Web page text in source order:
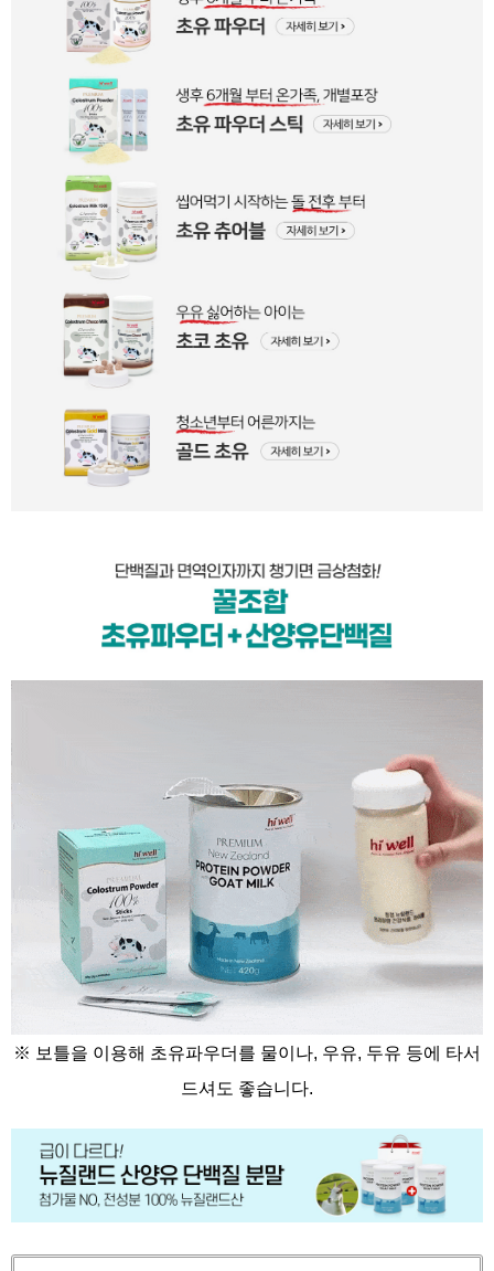
※ 보틀을 이용해 초유파우더를 물이나, 우유, 두유 등에 타서
드셔도 좋습니다.